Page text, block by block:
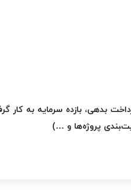
بدهی، بازده سرمایه به کار
پروژه‌ها و …)